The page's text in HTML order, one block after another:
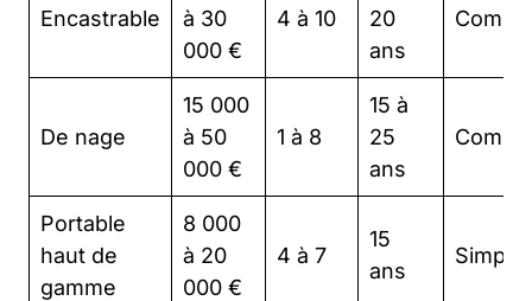
Encastrable
à 30
000 €
4 à 10
20
ans
De nage
15 000
à 50
000 €
1 à 8
15 à
25
ans
Portable
haut de
gamme
8 000
à 20
000 €
4 à 7
15
ans
Simple